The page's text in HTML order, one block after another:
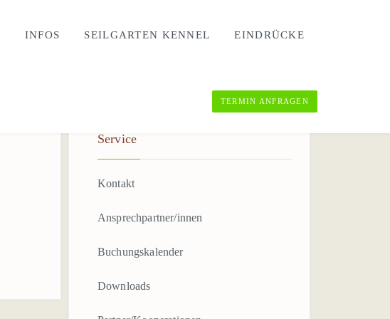
INFOS SEILGARTEN KENNEL EINDRÜCKE
TERMIN ANFRAGEN
Service
Kontakt
Ansprechpartner/innen
Buchungskalender
Downloads